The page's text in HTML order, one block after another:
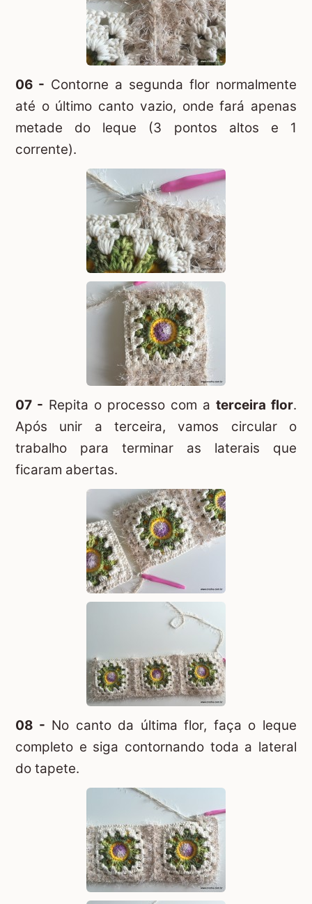
06 - Contorne a segunda flor normalmente
até o último canto vazio, onde fará apenas
metade do leque (3 pontos altos e 1
corrente).
07 - Repita o processo com a terceira flor.
Após unir a terceira, vamos circular o
trabalho para terminar as laterais que
ficaram abertas.
08 - No canto da última flor, faça o leque
completo e siga contornando toda a lateral
do tapete.